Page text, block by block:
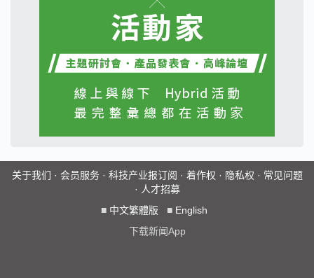
关于我们 · 会员服务· 科技产业报订阅 · 着作权 · 隐私权 · 常见问题
· 人才招募
■ 中文繁體版 ■ English
下载新闻App